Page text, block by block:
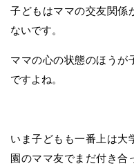
子どもはママの交友関係
ないです。
ママの心の状態のほうが
ですよね。
いま子どもも一番上は大
園のママ友でまだ付き合